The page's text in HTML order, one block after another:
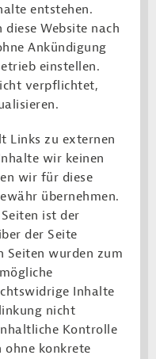
entstehen.
Website nach
Ankündigung
einstellen.
verpflichtet,
Links zu externen
wir keinen
wir für diese
übernehmen.
ist der
der Seite
wurden zum
Inhalte
nicht
Kontrolle
ohne konkrete